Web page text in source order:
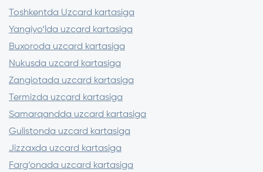
muddatlar, jarimalar).
– CVV va SMS-kodni begonalarga aytmang,
odatda ro‘yxatdan o‘tish uchun faqat karta
– Imzolashdan oldin agregatorlar va
Toshkentda Uzcard kartasiga
Yangiyo‘lda uzcard kartasiga
Buxoroda uzcard kartasiga
Nukusda uzcard kartasiga
Zangiotada uzcard kartasiga
Termizda uzcard kartasiga
Samarqandda uzcard kartasiga
Gulistonda uzcard kartasiga
Jizzaxda uzcard kartasiga
Farg‘onada uzcard kartasiga